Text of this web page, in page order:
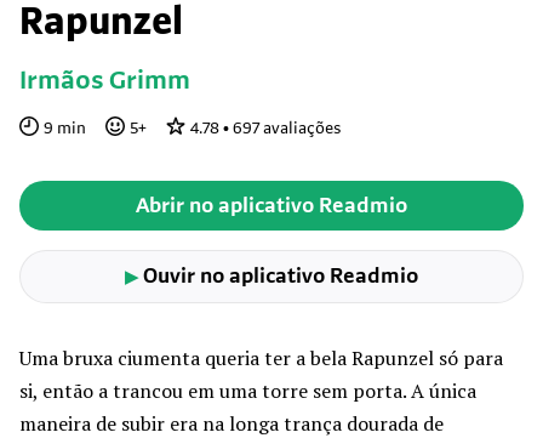
Rapunzel
Irmãos Grimm
9 min 5+ 4.78 • 697avaliações
Abrir no aplicativo Readmio
▶Ouvir no aplicativo Readmio
Uma bruxa ciumenta queria ter a bela Rapunzel só para
si, então a trancou em uma torre sem porta. A única
maneira de subir era na longa trança dourada de